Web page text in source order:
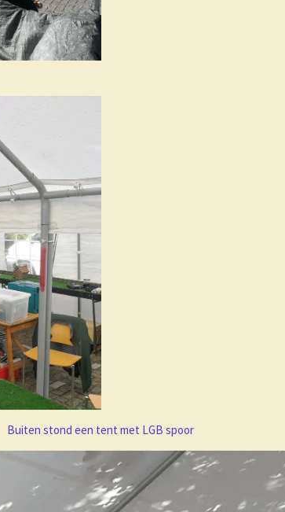
Buiten stond een tent met LGB spoor